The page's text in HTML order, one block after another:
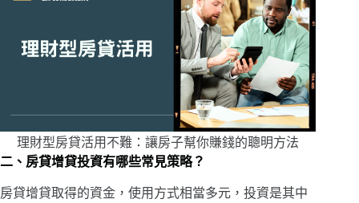
理財型房貸活用不難：讓房子幫你賺錢的聰明方法
二、房貸增貸投資有哪些常見策略？
房貸增貸取得的資金，使用方式相當多元，投資是其中